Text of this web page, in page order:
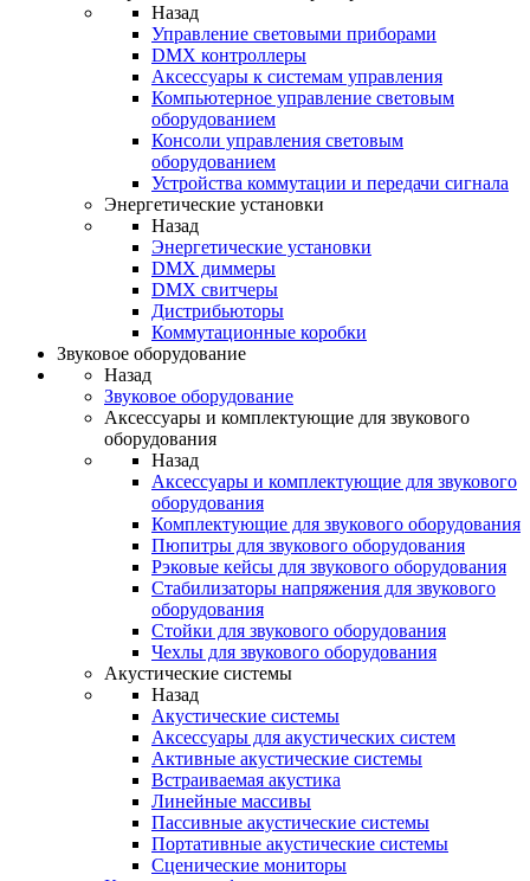
Назад
Управление световыми приборами
DMX контроллеры
Аксессуары к системам управления
Компьютерное управление световым
оборудованием
Консоли управления световым
оборудованием
Устройства коммутации и передачи сигнала
Энергетические установки
Назад
Энергетические установки
DMX диммеры
DMX свитчеры
Дистрибьюторы
Коммутационные коробки
Звуковое оборудование
Назад
Звуковое оборудование
Аксессуары и комплектующие для звукового
оборудования
Назад
Аксессуары и комплектующие для звукового
оборудования
Комплектующие для звукового оборудования
Пюпитры для звукового оборудования
Рэковые кейсы для звукового оборудования
Стабилизаторы напряжения для звукового
оборудования
Стойки для звукового оборудования
Чехлы для звукового оборудования
Акустические системы
Назад
Акустические системы
Аксессуары для акустических систем
Активные акустические системы
Встраиваемая акустика
Линейные массивы
Пассивные акустические системы
Портативные акустические системы
Сценические мониторы